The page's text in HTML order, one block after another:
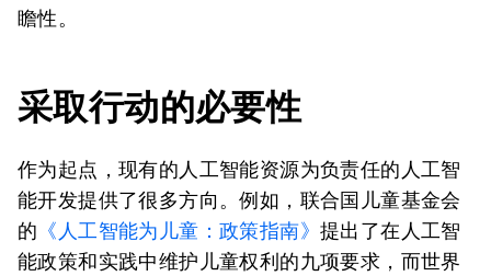
瞻性。
采取行动的必要性
作为起点，现有的人工智能资源为负责任的人工智
能开发提供了很多方向。例如，联合国儿童基金会
的 《人工智能为儿童：政策指南》提出了在人工智
能政策和实践中维护儿童权利的九项要求，而世界